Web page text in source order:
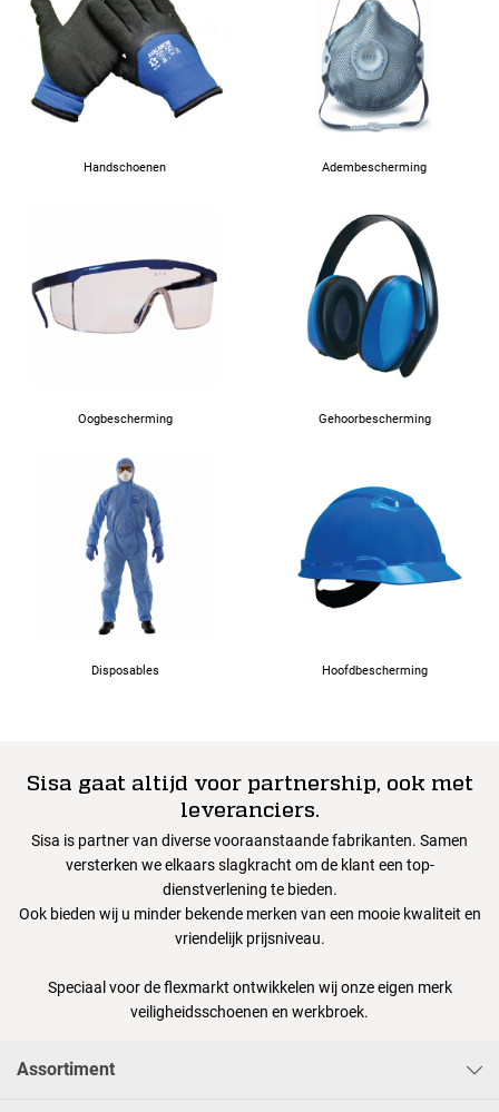
Handschoenen Adembescherming
Oogbescherming Gehoorbescherming
Disposables Hoofdbescherming
Sisa gaat altijd voor partnership, ook met
leveranciers.
Sisa is partner van diverse vooraanstaande fabrikanten. Samen
versterken we elkaars slagkracht om de klant een top-
dienstverlening te bieden.
Ook bieden wij u minder bekende merken van een mooie kwaliteit en
vriendelijk prijsniveau.
Speciaal voor de flexmarkt ontwikkelen wij onze eigen merk
veiligheidsschoenen en werkbroek.
Assortiment